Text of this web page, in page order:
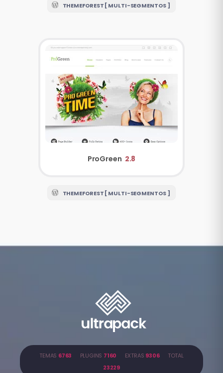
THEMEFOREST [ MULTI-SEGMENTOS ]
ProGreen 2.8
THEMEFOREST [ MULTI-SEGMENTOS ]
TEMAS 6763 PLUGINS 7160 EXTRAS 9306TOTAL
23229